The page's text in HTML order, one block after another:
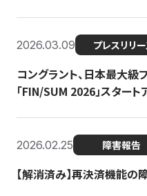
2026.03.09 プレスリリ
コングラント、日本最大級
「FIN/SUM 2026」スター
2026.02.25 障害報告
【解消済み】再決済機能の